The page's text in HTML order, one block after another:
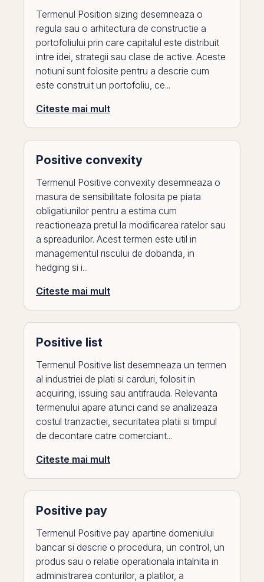
Termenul Position sizing desemneaza o
regula sau o arhitectura de constructie a
portofoliului prin care capitalul este distribuit
intre idei, strategii sau clase de active. Aceste
notiuni sunt folosite pentru a descrie cum
este construit un portofoliu, ce...
Citeste mai mult
Positive convexity
Termenul Positive convexity desemneaza o
masura de sensibilitate folosita pe piata
obligatiunilor pentru a estima cum
reactioneaza pretul la modificarea ratelor sau
a spreadurilor. Acest termen este util in
managementul riscului de dobanda, in
hedging si i...
Citeste mai mult
Positive list
Termenul Positive list desemneaza un termen
al industriei de plati si carduri, folosit in
acquiring, issuing sau antifrauda. Relevanta
termenului apare atunci cand se analizeaza
costul tranzactiei, securitatea platii si timpul
de decontare catre comerciant...
Citeste mai mult
Positive pay
Termenul Positive pay apartine domeniului
bancar si descrie o procedura, un control, un
produs sau o relatie operationala intalnita in
administrarea conturilor, a platilor, a